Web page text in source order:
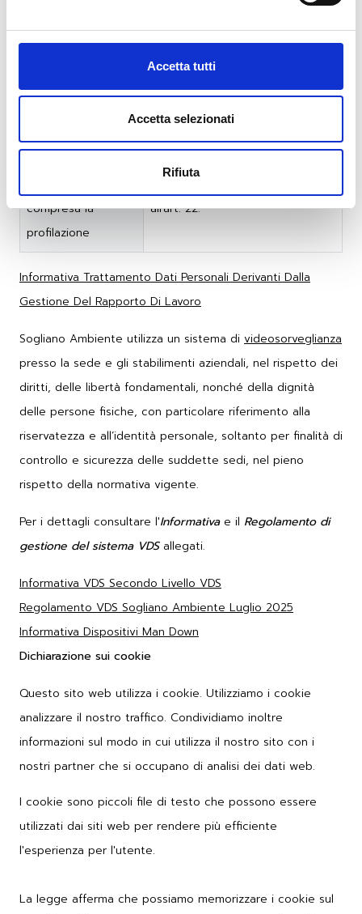
Accetta tutti
Accetta selezionati
Rifiuta
finalità sopra riportata.
compresa la
profilazione
Il titolare del trattamento non
all’art. 22.
Informativa Trattamento Dati Personali Derivanti Dalla
Gestione Del Rapporto Di Lavoro
Sogliano Ambiente utilizza un sistema di videosorveglianza
presso la sede e gli stabilimenti aziendali, nel rispetto dei
diritti, delle libertà fondamentali, nonché della dignità
delle persone fisiche, con particolare riferimento alla
riservatezza e all’identità personale, soltanto per finalità di
controllo e sicurezza delle suddette sedi, nel pieno
rispetto della normativa vigente.
Per i dettagli consultare l'Informativae il Regolamento di
gestione del sistema VDSallegati.
Informativa VDS Secondo Livello VDS
Regolamento VDS Sogliano Ambiente Luglio 2025
Informativa Dispositivi Man Down
Dichiarazione sui cookie
Questo sito web utilizza i cookie. Utilizziamo i cookie
analizzare il nostro traffico. Condividiamo inoltre
informazioni sul modo in cui utilizza il nostro sito con i
nostri partner che si occupano di analisi dei dati web.
I cookie sono piccoli file di testo che possono essere
utilizzati dai siti web per rendere più efficiente
l'esperienza per l'utente.
La legge afferma che possiamo memorizzare i cookie sul